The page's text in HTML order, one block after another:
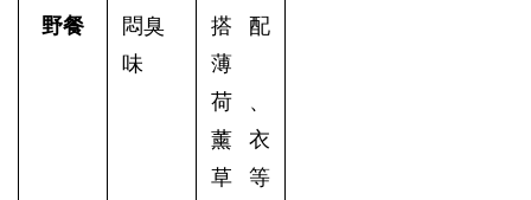
野餐
悶臭
味
搭配
薄
荷、
薰衣
草等